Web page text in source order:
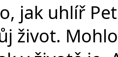
jak uhlíř
život.